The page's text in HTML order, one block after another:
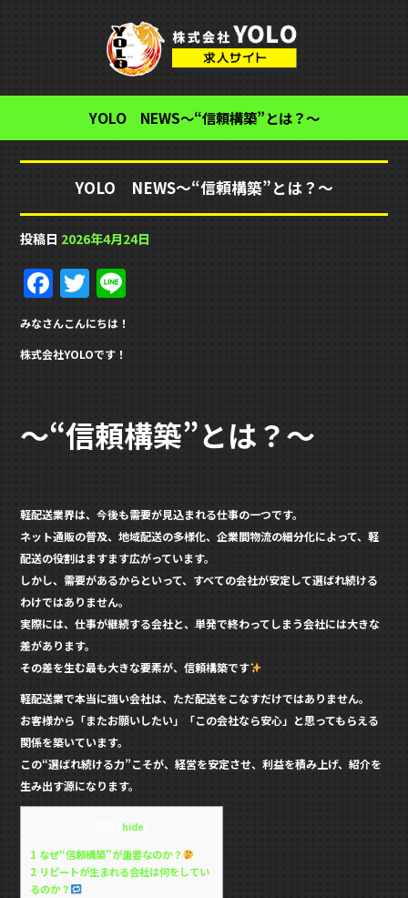
YOLO NEWS～“信頼構築”とは？～
YOLO NEWS～“信頼構築”とは？～
投稿日 2026年4月24日
F
a
c
e
o
o
T
w
it
te
みなさんこんにちは！
株式会社YOLOです！
～“信頼構築”とは？～
軽配送業界は、今後も需要が見込まれる仕事の一つです。
ネット通販の普及、地域配送の多様化、企業間物流の細分化によって、軽
配送の役割はますます広がっています。
しかし、需要があるからといって、すべての会社が安定して選ばれ続ける
わけではありません。
実際には、仕事が継続する会社と、単発で終わってしまう会社には大きな
差があります。
その差を生む最も大きな要素が、信頼構築です
軽配送業で本当に強い会社は、ただ配送をこなすだけではありません。
お客様から「またお願いしたい」「この会社なら安心」と思ってもらえる
関係を築いています。
この“選ばれ続ける力”こそが、経営を安定させ、利益を積み上げ、紹介を
生み出す源になります。
hide
1 なぜ“信頼構築”が重要なのか？
2 リピートが生まれる会社は何をしてい
るのか？